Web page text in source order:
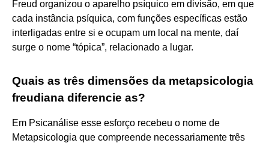
Freud organizou o aparelho psíquico em divisão, em que
cada instância psíquica, com funções específicas estão
interligadas entre si e ocupam um local na mente, daí
surge o nome “tópica”, relacionado a lugar.
Quais as três dimensões da metapsicologia
freudiana diferencie as?
Em Psicanálise esse esforço recebeu o nome de
Metapsicologia que compreende necessariamente três